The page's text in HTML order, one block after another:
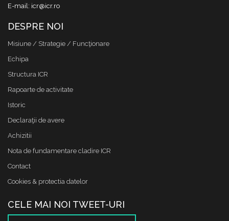
E-mail: icr@icr.ro
DESPRE NOI
Misiune / Strategie / Funcţionare
Echipa
Structura ICR
Rapoarte de activitate
Istoric
Declaraţii de avere
Achizitii
Nota de fundamentare cladire ICR
Contact
Cookies & protectia datelor
CELE MAI NOI TWEET-URI